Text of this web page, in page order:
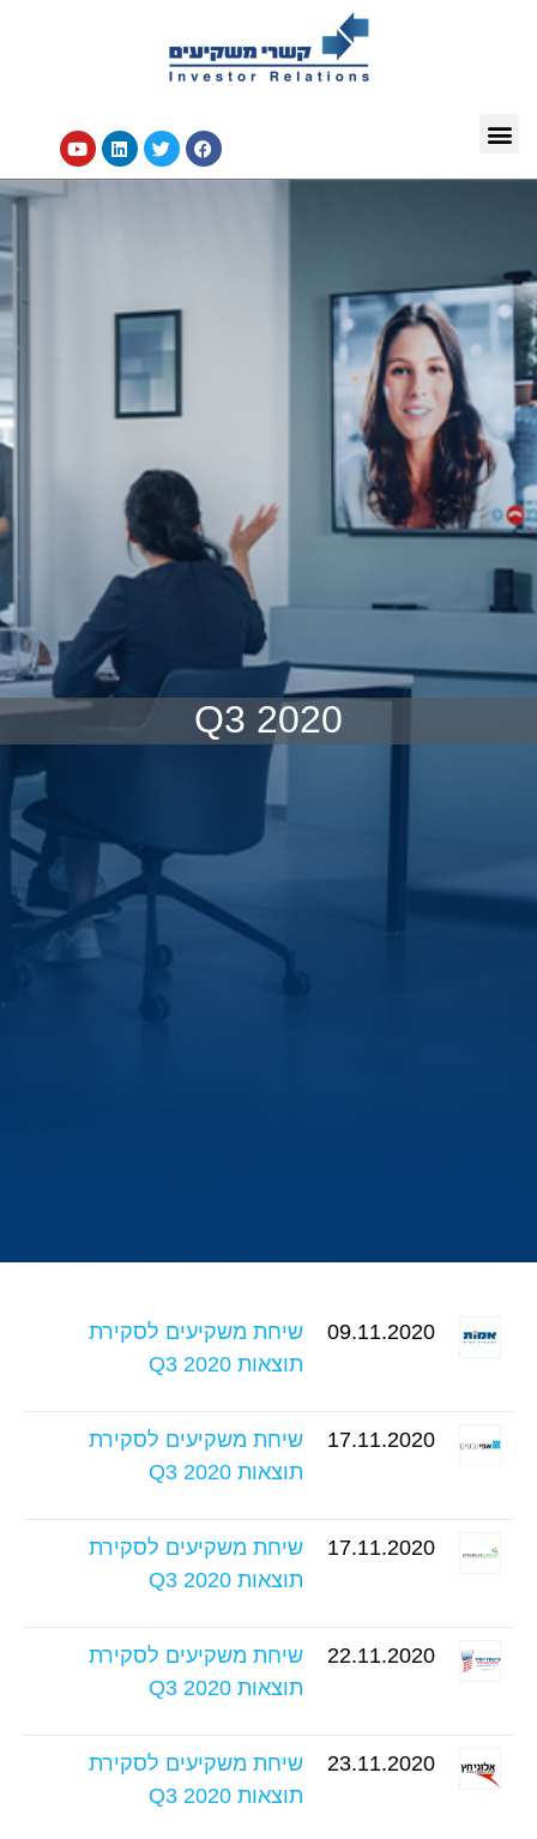
Q3 2020
09.11.2020
שיחת משקיעים לסקירת
תוצאות Q3 2020
17.11.2020
שיחת משקיעים לסקירת
תוצאות Q3 2020
17.11.2020
שיחת משקיעים לסקירת
תוצאות Q3 2020
22.11.2020
שיחת משקיעים לסקירת
תוצאות Q3 2020
23.11.2020
שיחת משקיעים לסקירת
תוצאות Q3 2020